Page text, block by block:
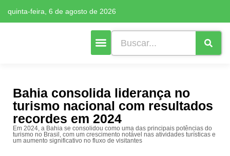
quinta-feira, 6 de agosto de 2026
Bahia consolida liderança no
turismo nacional com resultados
recordes em 2024
Em 2024, a Bahia se consolidou como uma das principais potências do
turismo no Brasil, com um crescimento notável nas atividades turísticas e
um aumento significativo no fluxo de visitantes